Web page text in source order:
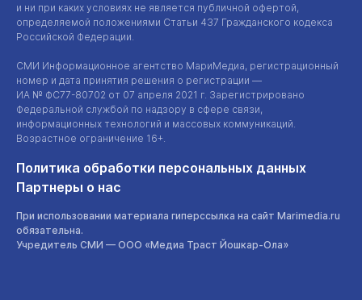
и ни при каких условиях не является публичной офертой,
определяемой положениями Статьи 437 Гражданского кодекса
Российской Федерации.
СМИ Информационное агентство МариМедиа, регистрационный
номер и дата принятия решения о регистрации —
ИА № ФС77-80702 от 07 апреля 2021 г. Зарегистрировано
Федеральной службой по надзору в сфере связи,
информационных технологий и массовых коммуникаций.
Возрастное ограничение 16+.
Политика обработки персональных данных
Партнеры о нас
При использовании материала гиперссылка на сайт Marimedia.ru
обязательна.
Учредитель СМИ — ООО «Медиа Траст Йошкар-Ола»